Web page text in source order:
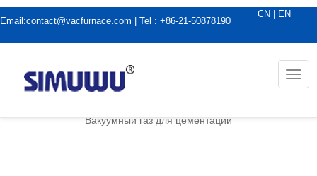
Email:contact@vacfurnace.com | Tel : +86-21-50878190
CN EN
Вакуумный газ для цементации